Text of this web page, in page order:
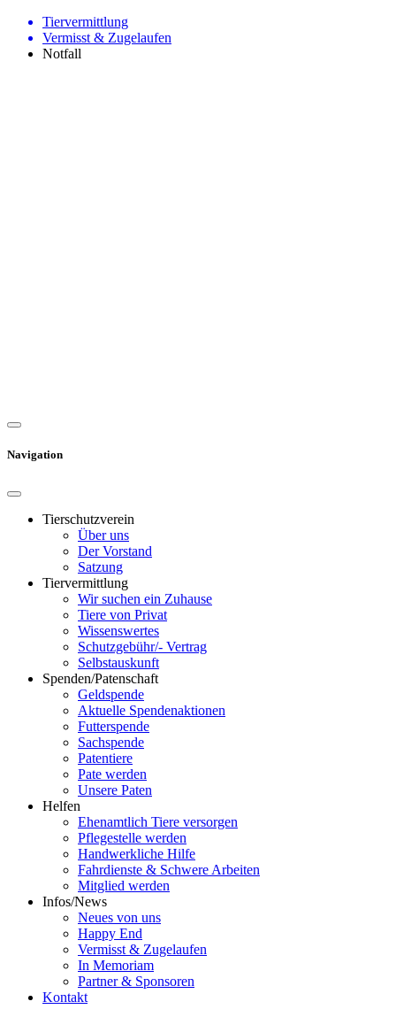
Tiervermittlung
Vermisst & Zugelaufen
Notfall
Navigation
Tierschutzverein
Über uns
Der Vorstand
Satzung
Tiervermittlung
Wir suchen ein Zuhause
Tiere von Privat
Wissenswertes
Schutzgebühr/- Vertrag
Selbstauskunft
Spenden/Patenschaft
Geldspende
Aktuelle Spendenaktionen
Futterspende
Sachspende
Patentiere
Pate werden
Unsere Paten
Helfen
Ehenamtlich Tiere versorgen
Pflegestelle werden
Handwerkliche Hilfe
Fahrdienste & Schwere Arbeiten
Mitglied werden
Infos/News
Neues von uns
Happy End
Vermisst & Zugelaufen
In Memoriam
Partner & Sponsoren
Kontakt